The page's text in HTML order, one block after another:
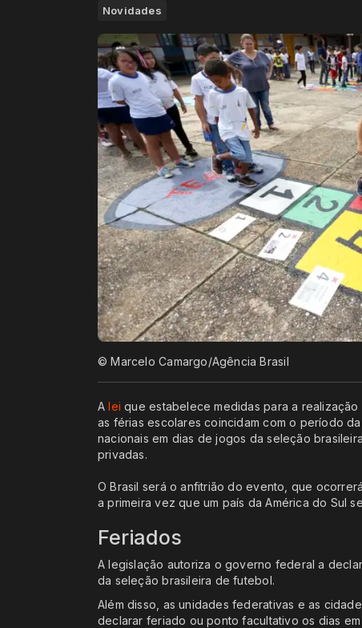
Novidades
© Marcelo Camargo/Agência Brasil
Alei que estabelece medidas para a realização
as férias escolares coincidam com o período
nacionais em dias de jogos da seleção
privadas.
O Brasil será o anfitrião do evento, que
a primeira vez que um país da América do Sul
Feriados
A legislação autoriza o governo federal a
da seleção brasileira de futebol.
Além disso, as unidades federativas e as
declarar feriado ou ponto facultativo os dias